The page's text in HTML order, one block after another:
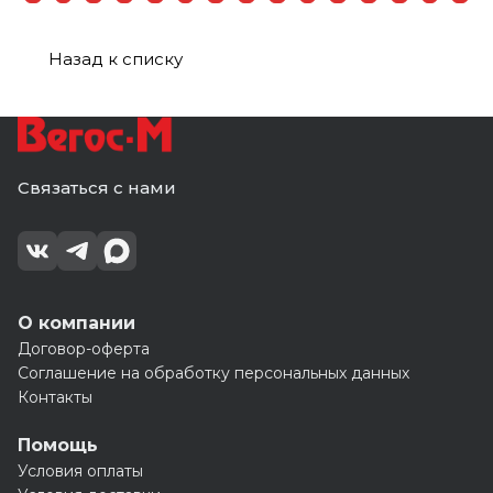
Назад к списку
Связаться с нами
О компании
Договор-оферта
Соглашение на обработку персональных данных
Контакты
Помощь
Условия оплаты